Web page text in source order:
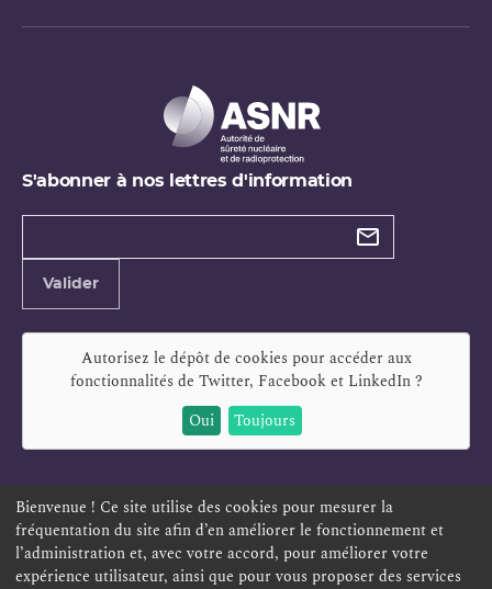
S'abonner à nos lettres d'information
Types de
Valider
Autorisez le dépôt de cookies pour accéder aux
fonctionnalités de Twitter, Facebook et LinkedIn?
Oui
Toujours
ESPACE PERSONNEL OFFRES D'EMPLOI SIGNALEMENT
TÉLÉSERVICES PLAN DU SITE
Bienvenue ! Ce site utilise des cookies pour mesurer la
fréquentation du site afin d’en améliorer le fonctionnement et
l’administration et, avec votre accord, pour améliorer votre
expérience utilisateur, ainsi que pour vous proposer des services